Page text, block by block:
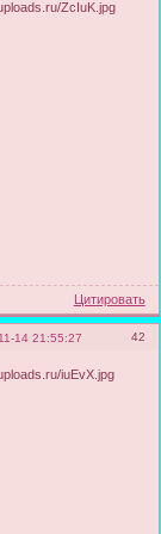
Цитировать
42
14 21:55:27